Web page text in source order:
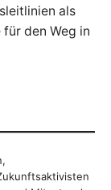
als
den Weg in